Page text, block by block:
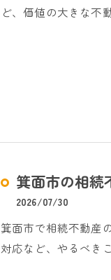
ど、価値の大きな不
箕面市の相続
2026/07/30
箕面市で相続不動産
対応など、やるべき